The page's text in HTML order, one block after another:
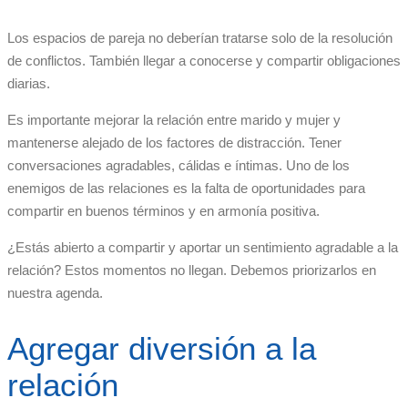
Los espacios de pareja no deberían tratarse solo de la resolución
de conflictos. También llegar a conocerse y compartir obligaciones
diarias.
Es importante mejorar la relación entre marido y mujer y
mantenerse alejado de los factores de distracción. Tener
conversaciones agradables, cálidas e íntimas. Uno de los
enemigos de las relaciones es la falta de oportunidades para
compartir en buenos términos y en armonía positiva.
¿Estás abierto a compartir y aportar un sentimiento agradable a la
relación? Estos momentos no llegan. Debemos priorizarlos en
nuestra agenda.
Agregar diversión a la
relación